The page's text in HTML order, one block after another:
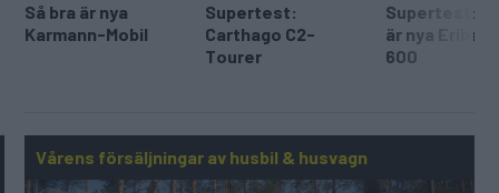
Så bra är nya
Karmann-Mobil
Supertest:
Carthago C2-
Tourer
Supertest:
är nya Eriba
600
Vårens försäljningar av husbil & husvagn